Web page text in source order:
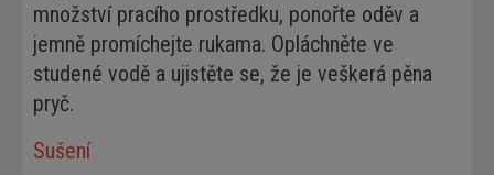
množství pracího prostředku, ponořte oděv a
jemně promíchejte rukama. Opláchněte ve
studené vodě a ujistěte se, že je veškerá pěna
pryč.
Sušení